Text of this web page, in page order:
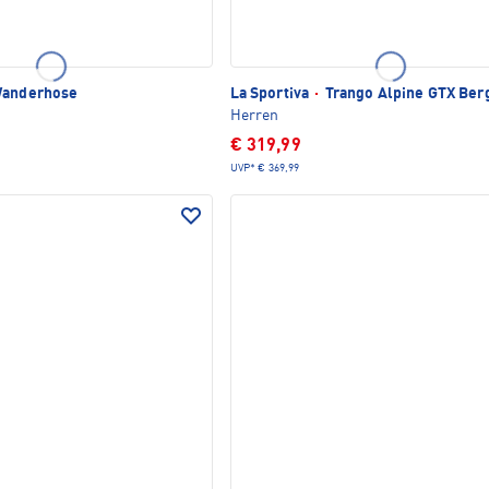
La Sportiva · Trango Alpine GTX
Herren
€ 319,99
UVP* € 369,99